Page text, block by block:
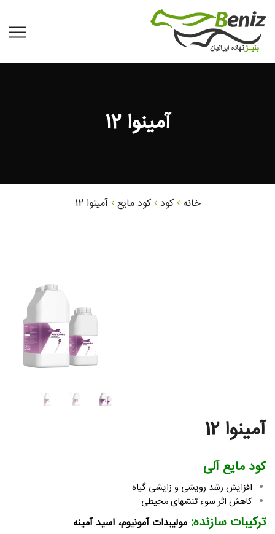
آمینوا 12
خانه کود کود مایع آمینوا 12
آمینوا 12
کود مایع آلی
افزایش رشد رویشی و زایشی گیاه
کاهش اثر سوء تنش­های محیطی
ترکیبات سازنده: مولیبدات آمونیوم، اسید آمینه